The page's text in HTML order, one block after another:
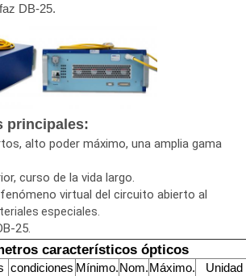
DB-25.
principales:
alto poder máximo, una amplia gama
curso de la vida largo.
virtual del circuito abierto al
especiales.
25.
característicos ópticos
condiciones Mínimo.Nom.Máximo. Unidad